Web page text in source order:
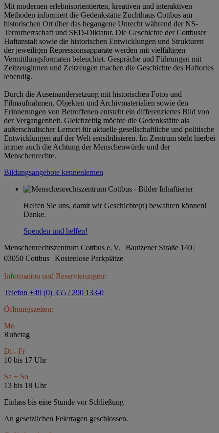
Mit modernen erlebnisorientierten, kreativen und interaktiven
Methoden informiert die Gedenkstätte Zuchthaus Cottbus am
historischen Ort über das begangene Unrecht während der NS-
Terrorherrschaft und SED-Diktatur. Die Geschichte der Cottbuser
Haftanstalt sowie die historischen Entwicklungen und Strukturen
der jeweiligen Repressionsapparate werden mit vielfältigen
Vermittlungsformaten beleuchtet. Gespräche und Führungen mit
Zeitzeuginnen und Zeitzeugen machen die Geschichte des Haftortes
lebendig.
Durch die Auseinandersetzung mit historischen Fotos und
Filmaufnahmen, Objekten und Archivmaterialien sowie den
Erinnerungen von Betroffenen entsteht ein differenziertes Bild von
der Vergangenheit. Gleichzeitig möchte die Gedenkstätte als
außerschulischer Lernort für aktuelle gesellschaftliche und politische
Entwicklungen auf der Welt sensibilisieren. Im Zentrum steht hierbei
immer auch die Achtung der Menschenwürde und der
Menschenrechte.
Bildungsangebote kennenlernen
Helfen Sie uns, damit wir Geschichte(n) bewahren können!
Danke.
Spenden und helfen!
Menschenrechtszentrum Cottbus e. V. | Bautzener Straße 140 |
03050 Cottbus | Kostenlose Parkplätze
Information und Reservierungen:
Telefon +49 (0) 355 / 290 133-0
Öffnungszeiten:
Mo
Ruhetag
Di - Fr
10 bis 17 Uhr
Sa + So
13 bis 18 Uhr
Einlass bis eine Stunde vor Schließung
An gesetzlichen Feiertagen geschlossen.